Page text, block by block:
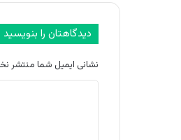
دیدگاهتان را بنویسید
نشانی ایمیل شما منتشر